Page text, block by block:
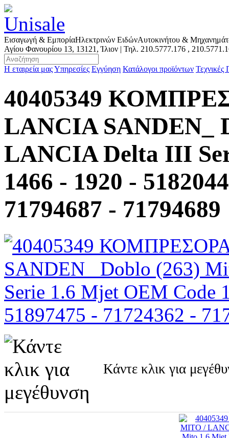
Εισαγωγή & ΕμπορίαΗλεκτρινών ΕιδώνΑυτοκινήτου &
Αγίου Φανουρίου 13, 13121, Ίλιον | Τηλ. 210.5777.176 ,
Η εταιρεία μαςΥπηρεσίες Εγγύηση Κατάλογοι προϊόντων Τεχνικές
40405349
LANCIA SANDEN_
LANCIA Delta III
1466 - 1920 -
71794687 - 71794689
Κάντε κλικ για